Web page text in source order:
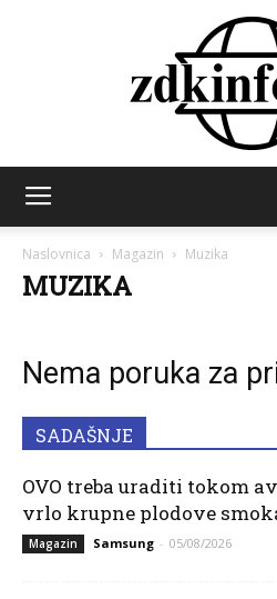
Naslovnica Magazin Muzika
MUZIKA
Nema poruka za
SADAŠNJE
OVO treba uraditi tokom
vrlo krupne plodove
Magazin Samsung - 05/08/2026